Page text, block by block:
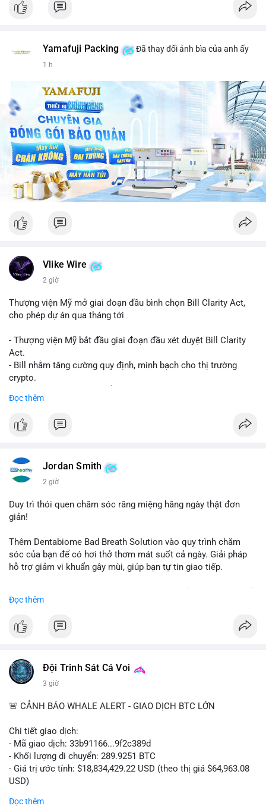
Yamafuji Packing Đã thay đổi ảnh bìa của anh ấy
1 h
Vlike Wire
2 giờ
Thượng viện Mỹ mở giai đoạn đầu bình chọn Bill Clarity Act,
cho phép dự án qua tháng tới
- Thượng viện Mỹ bắt đầu giai đoạn đầu xét duyệt Bill Clarity
Act.
- Bill nhằm tăng cường quy định, minh bạch cho thị trường
crypto.
- Bill có thể ảnh hưởng pháp lý, hoạt động của các đồng tiền kỹ
$btc $eth
#vlikevn #titanbot
Đọc thêm
Jordan Smith
2 giờ
Duy trì thói quen chăm sóc răng miệng hằng ngày thật đơn
giản!
Thêm Dentabiome Bad Breath Solution vào quy trình chăm
sóc của bạn để có hơi thở thơm mát suốt cả ngày. Giải pháp
hỗ trợ giảm vi khuẩn gây mùi, giúp bạn tự tin giao tiếp.
lớn cho nụ cười khỏe mạnh.
#dentabiome #badbreathsolution
Đọc thêm
Đội Trinh Sát Cá Voi
3 giờ
🚨 CẢNH BÁO WHALE ALERT - GIAO DỊCH BTC LỚN
Chi tiết giao dịch:
- Mã giao dịch: 33b91166...9f2c389d
- Khối lượng di chuyển: 289.9251 BTC
- Giá trị ước tính: $18,834,429.22 USD (theo thị giá $64,963.08
USD)
Đọc thêm